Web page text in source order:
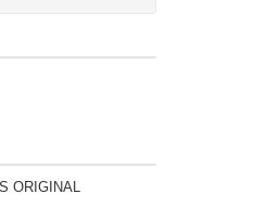
ORIGINAL